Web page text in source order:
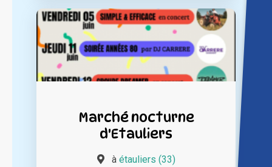
Marché nocturne
d'Etauliers
à étauliers (33)